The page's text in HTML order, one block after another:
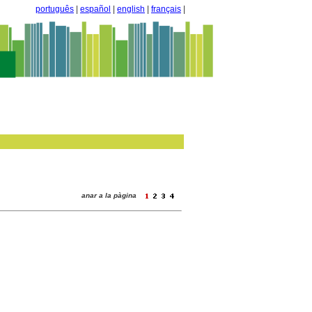
português español english français
anar a la pàgina